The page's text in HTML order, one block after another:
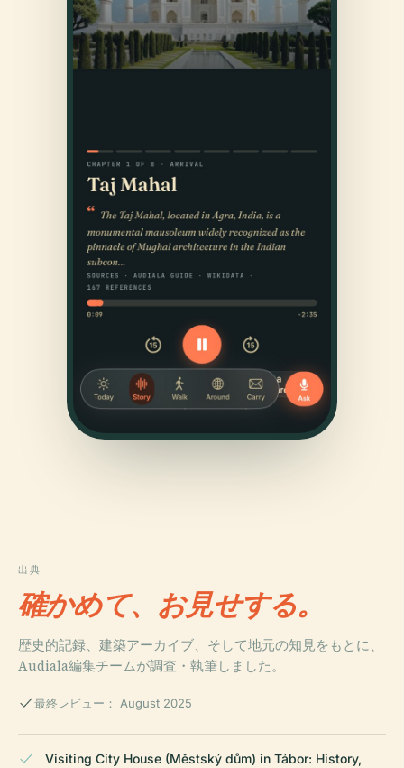
出典
確かめて、お見せする。
歴史的記録、建築アーカイブ、そして地元の知見をもとに、
Audiala編集チームが調査・執筆しました。
最終レビュー： August 2025
Visiting City House (Městský dům) in Tábor: History,